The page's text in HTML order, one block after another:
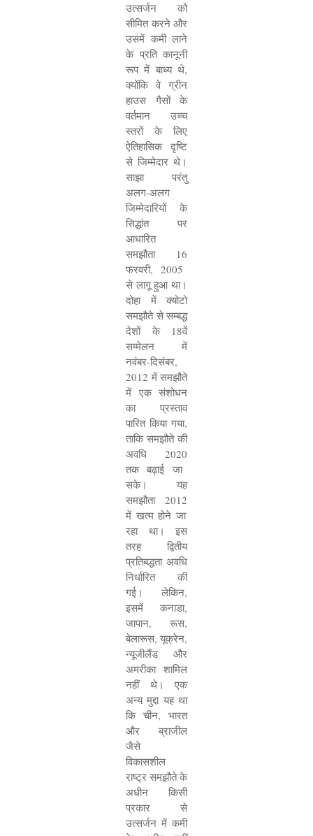
उत्सर्जन को
सीमित करने और
उसमें कमी लाने
के प्रति कानूनी
रूप में बाध्य थे,
क्योंकि वे ग्रीन
हाउस गैसों के
वर्तमान उच्च
स्तरों के लिए
ऐतिहासिक दृष्टि
से जिम्मेदार थे।
साझा परंतु
अलग-अलग
जिम्मेदारियों के
सिद्धांत पर
आधारित
समझौता 16
फरवरी, 2005
से लागू हुआ था।
दोहा में क्योटो
समझौते से सम्बद्ध
देशों के 18वें
सम्मेलन में
नवंबर-दिसंबर,
2012 में समझौते
में एक संशोधन
का प्रस्ताव
पारित किया गया,
ताकि समझौते की
अवधि 2020
तक बढ़ाई जा
सके। यह
समझौता 2012
में खत्म होने जा
रहा था। इस
तरह द्वितीय
प्रतिबद्धता अवधि
निर्धारित की
गई। लेकिन,
इसमें कनाडा,
जापान, रूस,
बेलारूस, यूक्रेन,
न्यूजीलैंड और
अमरीका शामिल
नहीं थे। एक
अन्य मुद्दा यह था
कि चीन, भारत
और ब्राजील
जैसे
विकासशील
राष्ट्र समझौते के
अधीन किसी
प्रकार से
उत्सर्जन में कमी